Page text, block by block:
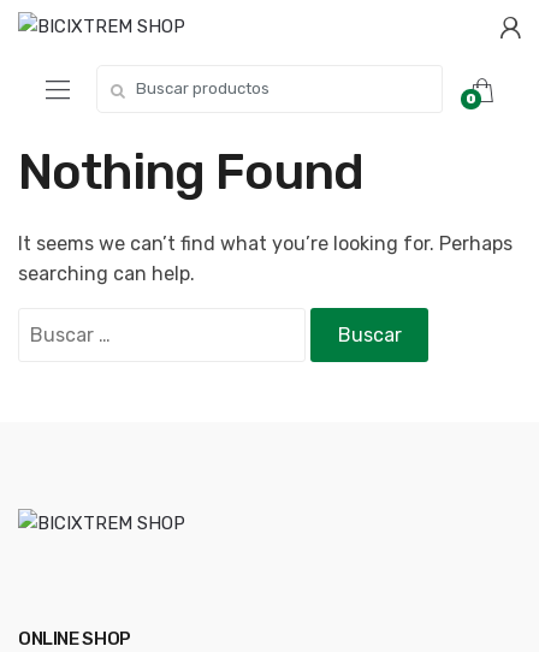
0
Nothing Found
It seems we can’t find what you’re looking for. Perhaps
searching can help.
ONLINE SHOP